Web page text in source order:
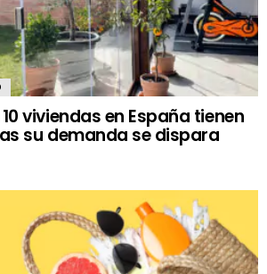
viviendas en España tienen
su demanda se dispara